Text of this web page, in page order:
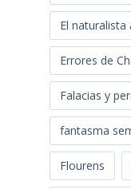
El naturalista
Errores de
Falacias y
fantasma
Flourens